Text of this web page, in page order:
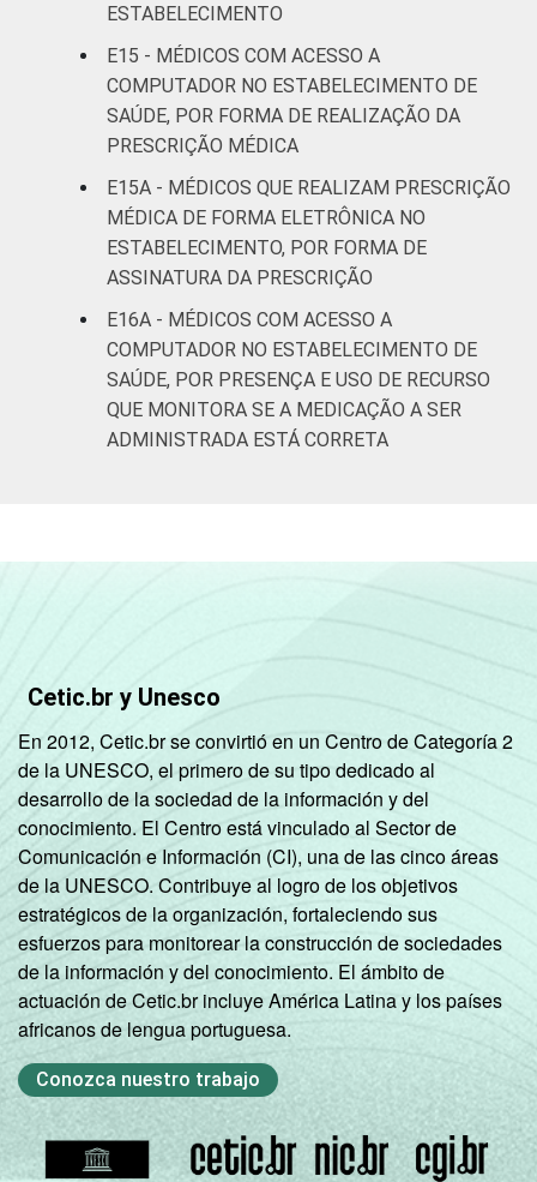
ESTABELECIMENTO
E15 - MÉDICOS COM ACESSO A
COMPUTADOR NO ESTABELECIMENTO DE
SAÚDE, POR FORMA DE REALIZAÇÃO DA
PRESCRIÇÃO MÉDICA
E15A - MÉDICOS QUE REALIZAM PRESCRIÇÃO
MÉDICA DE FORMA ELETRÔNICA NO
ESTABELECIMENTO, POR FORMA DE
ASSINATURA DA PRESCRIÇÃO
E16A - MÉDICOS COM ACESSO A
COMPUTADOR NO ESTABELECIMENTO DE
SAÚDE, POR PRESENÇA E USO DE RECURSO
QUE MONITORA SE A MEDICAÇÃO A SER
ADMINISTRADA ESTÁ CORRETA
Cetic.br y Unesco
En 2012, Cetic.br se convirtió en un Centro de Categoría 2
de la UNESCO, el primero de su tipo dedicado al
desarrollo de la sociedad de la información y del
conocimiento. El Centro está vinculado al Sector de
Comunicación e Información (CI), una de las cinco áreas
de la UNESCO. Contribuye al logro de los objetivos
estratégicos de la organización, fortaleciendo sus
esfuerzos para monitorear la construcción de sociedades
de la información y del conocimiento. El ámbito de
actuación de Cetic.br incluye América Latina y los países
africanos de lengua portuguesa.
Conozca nuestro trabajo